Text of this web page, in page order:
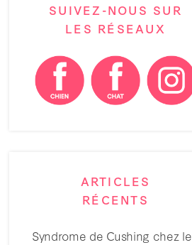
SUIVEZ-NOUS SUR
LES RÉSEAUX
ARTICLES
RÉCENTS
Syndrome de Cushing chez le